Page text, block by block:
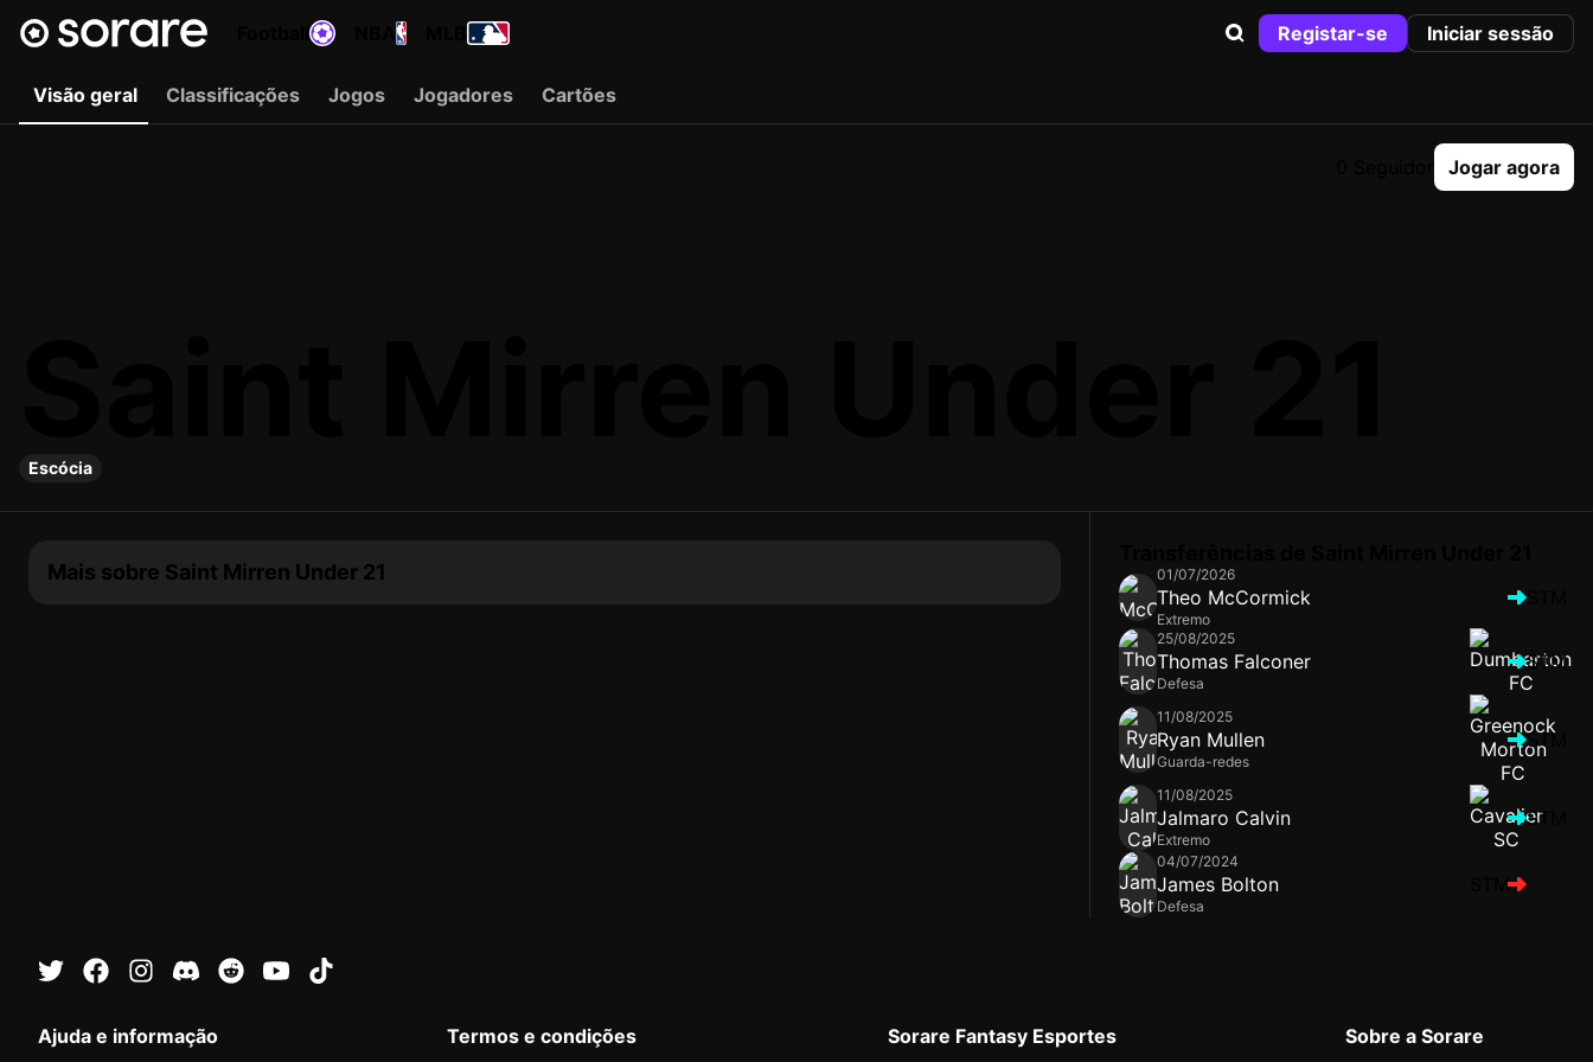
Registar-se Iniciar sessão
Visão geral Classificações Jogos Jogadores Cartões
Jogar agora
Escócia
Mais sobre Saint Mirren Under 21 01/07/2026
Theo McCormick
Extremo
25/08/2025
Thomas Falconer
Defesa
STM
11/08/2025
Ryan Mullen
Guarda-redes
STM
11/08/2025
Jalmaro Calvin
Extremo
STM
04/07/2024
James Bolton
Defesa
STM
Ajuda e informação
Termos e condições
Sorare Fantasy Esportes
Sobre a Sorare